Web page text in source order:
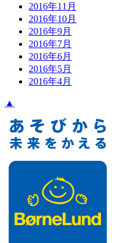
2016年11月
2016年10月
2016年9月
2016年7月
2016年6月
2016年5月
2016年4月
▲